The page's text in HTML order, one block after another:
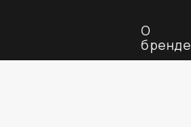
О
бренде